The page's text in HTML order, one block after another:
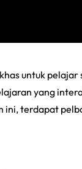
untuk
yang
terdapat